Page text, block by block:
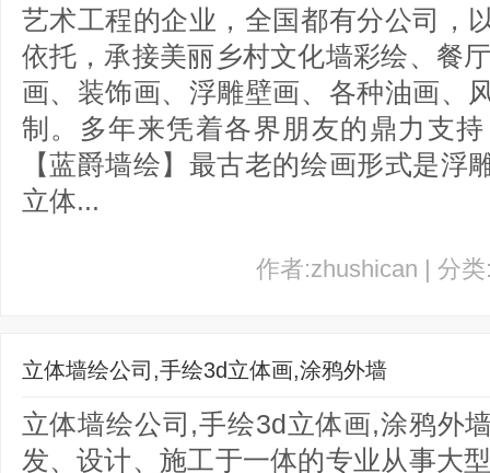
艺术工程的企业，全国都有分公司，
依托，承接美丽乡村文化墙彩绘、餐
画、装饰画、浮雕壁画、各种油画、
制。多年来凭着各界朋友的鼎力支
【蓝爵墙绘】最古老的绘画形式是浮
立体...
作者:zhushican | 分
立体墙绘公司,手绘3d立体画,涂鸦外墙
立体墙绘公司,手绘3d立体画,涂鸦外
发、设计、施工于一体的专业从事大